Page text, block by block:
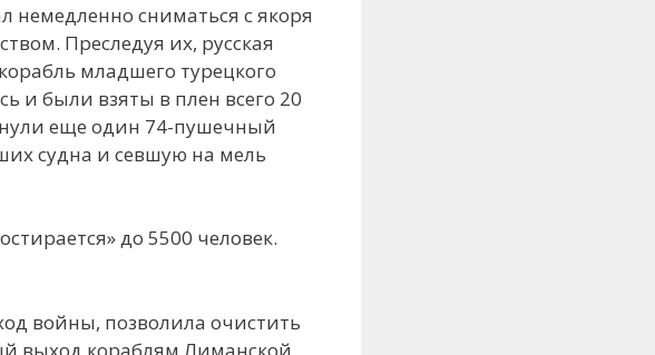
немедленно сниматься с якоря
Преследуя их, русская
младшего турецкого
и были взяты в плен всего 20
еще один 74-пушечный
судна и севшую на мель
до 5500 человек.
войны, позволила очистить
выход кораблям Лиманской